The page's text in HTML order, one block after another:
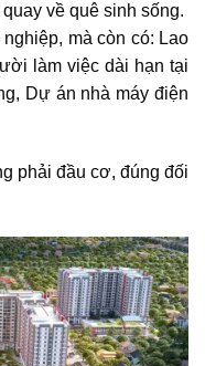
về quê sinh sống.
mà còn có: Lao
làm việc dài hạn tại
Dự án nhà máy điện
phải đầu cơ, đúng đối